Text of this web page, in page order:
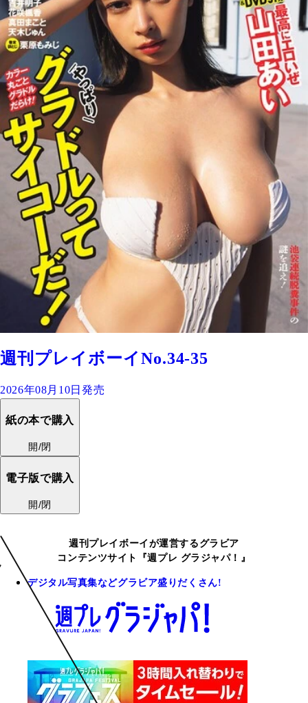
週刊プレイボーイNo.34-35
2026年08月10日発売
紙の本で購入
開/閉
電子版で購入
開/閉
週刊プレイボーイが運営するグラビア
コンテンツサイト『週プレ グラジャパ！』
デジタル写真集などグラビア盛りだくさん!